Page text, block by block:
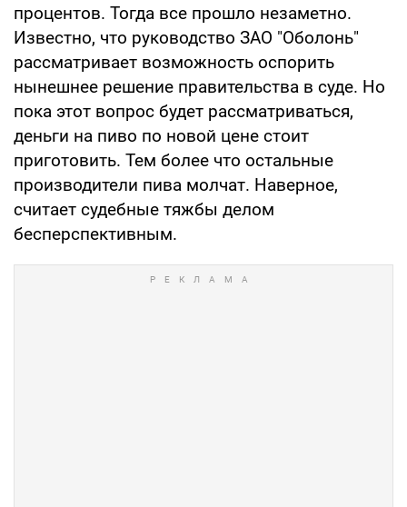
процентов. Тогда все прошло незаметно.
Известно, что руководство ЗАО "Оболонь"
рассматривает возможность оспорить
нынешнее решение правительства в суде. Но
пока этот вопрос будет рассматриваться,
деньги на пиво по новой цене стоит
приготовить. Тем более что остальные
производители пива молчат. Наверное,
считает судебные тяжбы делом
бесперспективным.